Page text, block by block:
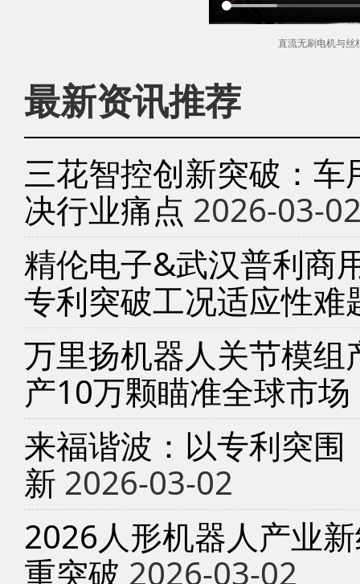
直流无刷电机与丝
最新资讯推荐
三花智控创新突破：
决行业痛点 2026-03-
精伦电子&武汉普利商
专利突破工况适应性难
万里扬机器人关节模
产10万颗瞄准全球市场
来福谐波：以专利突
新 2026-03-02
2026人形机器人产业
重突破 2026-03-02